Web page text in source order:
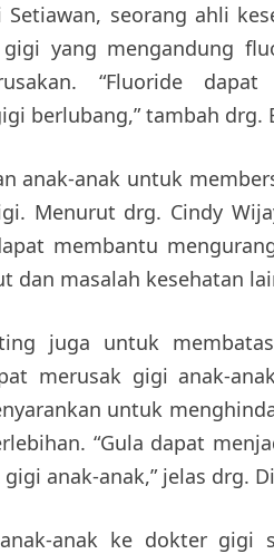
seorang ahli
yang mengandung
“Fluoride dapat
berlubang,” tambah drg.
anak-anak untuk
Menurut drg. Cindy
membantu
dan masalah kesehatan
juga untuk
merusak gigi anak-
untuk
“Gula dapat
anak-anak,” jelas drg.
anak ke dokter gigi